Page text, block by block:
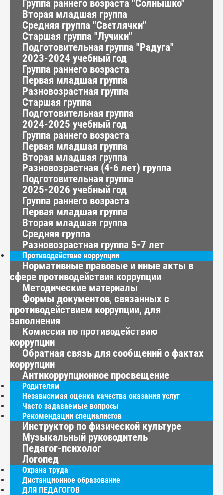
Группа раннего возраста "Солнышко"
Вторая младшая группа
Средняя группа "Светлячки"
Старшая группа "Лучики"
Подготовительная группа "Радуга"
2023-2024 учебный год
Группа раннего возраста
Первая младшая группа
Разновозрастная группа
Старшая группа
Подготовительная группа
2024-2025 учебный год
Группа раннего возраста
Первая младшая группа
Вторая младшая группа
Разновозрастная (4-6 лет) группа
Подготовительная группа
2025-2026 учебный год
Группа раннего возраста
Первая младшая группа
Вторая младшая группа
Средняя группа
Разновозрастная группа 5-7 лет
Противодействие коррупции
Нормативные правовые и иные акты в
сфере противодействия коррупции
Методические материалы
Формы документов, связанных с
противодействием коррупции, для
заполнения
Комиссия по противодействию
коррупции
Обратная связь для сообщений о фактах
коррупции
Антикоррупционное просвещение
Родителям
Независимая оценка качества оказания услуг
Часто задаваемые вопросы
Рекомендации специалистов
Инструктор по физической культуре
Музыкальный руководитель
Педагог-психолог
Логопед
Охрана труда
Дистанционное образование
ДЛЯ ПЕДАГОГОВ